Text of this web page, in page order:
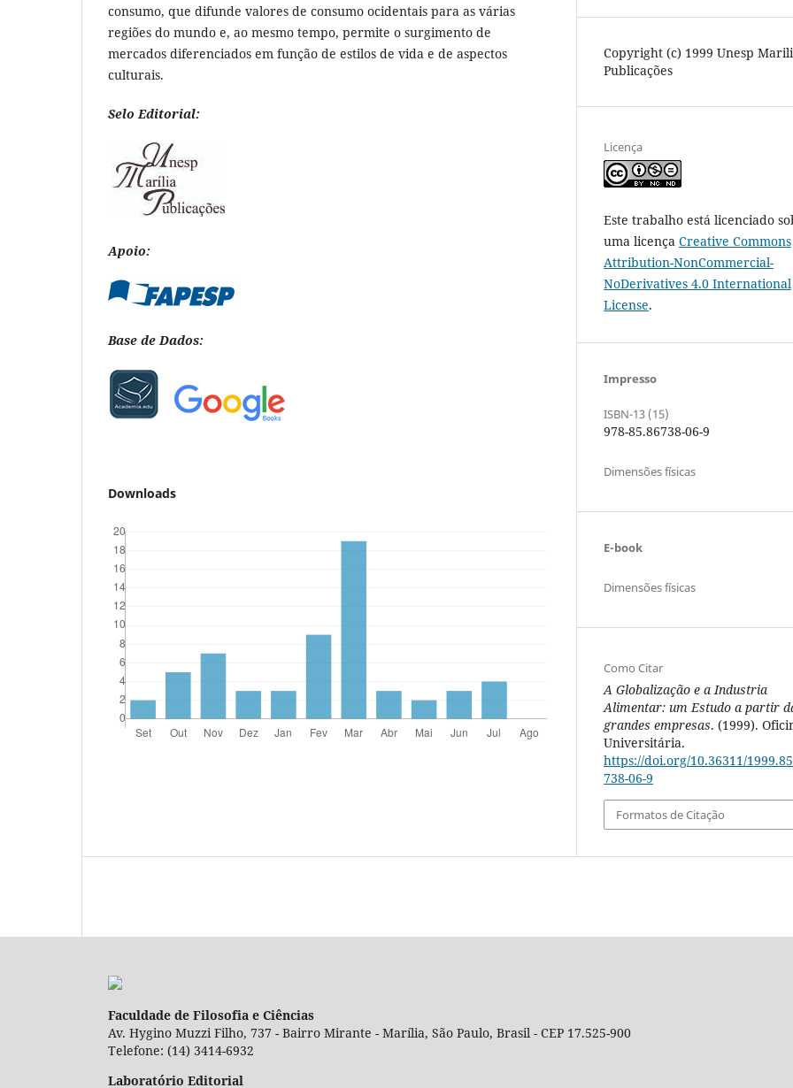
consumo, que difunde valores de consumo ocidentais para as várias
regiões do mundo e, ao mesmo tempo, permite o surgimento de
mercados diferenciados em função de estilos de vida e de aspectos
culturais.
Selo Editorial:
Apoio:
Base de Dados:
Downloads
Copyright (c) 1999 Unesp
Publicações
Licença
Este trabalho está licenciado
uma licença Creative Commons
Attribution-NonCommercial-
NoDerivatives 4.0 International
License.
Impresso
ISBN-13 (15)
978-85.86738-06-9
Dimensões físicas
E-book
Dimensões físicas
Como Citar
A Globalização e a Industria
Alimentar: um Estudo a partir
grandes empresas. (1999).
Universitária.
https://doi.org/10.36311/
738-06-9
Formatos de Citação
Faculdade de Filosofia e Ciências
Av. Hygino Muzzi Filho, 737 - Bairro Mirante - Marília, São Paulo, Brasil - CEP 17.525-900
Telefone: (14) 3414-6932
Laboratório Editorial